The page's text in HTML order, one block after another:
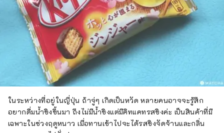
ในระหว่างที่อยู่ในญี่ปุ่น ถ้าจู่ๆ เกิดเป็นหวัด หลายคนอาจจะรู้สึก
อยากดื่มน้ำขิงขึ้นมา ถึงไม่มีน้ำขิงแต่มีคิทแคทรสขิงค่ะ เป็นสินค้าที่มี
เฉพาะในช่วงฤดูหนาว เมื่อทานเข้าไปจะได้รสขิงจัดจ้านและกลิ่น